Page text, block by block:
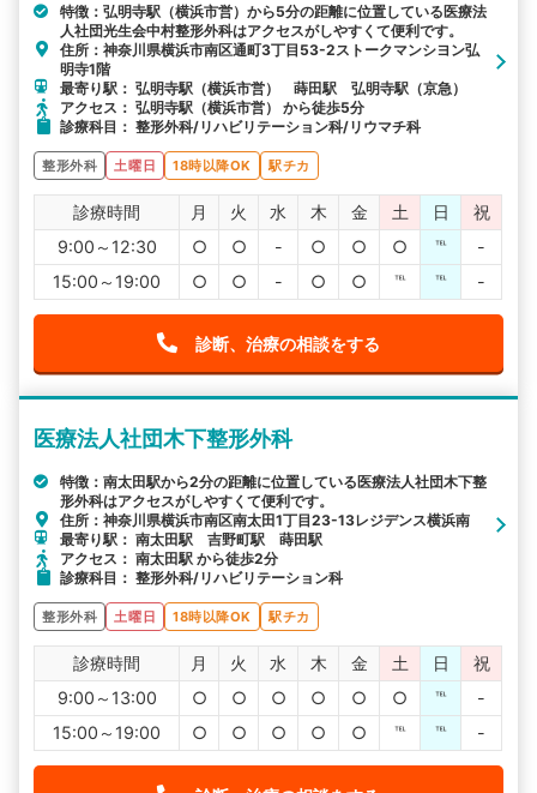
特徴：弘明寺駅（横浜市営）から5分の距離に位置している医療法
人社団光生会中村整形外科はアクセスがしやすくて便利です。
住所：神奈川県横浜市南区通町3丁目53-2ストークマンシヨン弘
明寺1階
最寄り駅： 弘明寺駅（横浜市営） 蒔田駅 弘明寺駅（京急）
アクセス： 弘明寺駅（横浜市営） から徒歩5分
診療科目： 整形外科/リハビリテーション科/リウマチ科
整形外科 土曜日 18時以降OK 駅チカ
診療時間 月 火 水 木 金 土 日
祝
9:00～12:30
○ ○ - ○ ○ ○ ℡
-
15:00～19:00
○ ○ - ○ ○ ℡ ℡ -
診断、治療の相談をする
医療法人社団木下整形外科
特徴：南太田駅から2分の距離に位置している医療法人社団木下整
形外科はアクセスがしやすくて便利です。
住所：神奈川県横浜市南区南太田1丁目23-13レジデンス横浜南
最寄り駅： 南太田駅 吉野町駅 蒔田駅
アクセス： 南太田駅 から徒歩2分
診療科目： 整形外科/リハビリテーション科
整形外科 土曜日 18時以降OK 駅チカ
診療時間 月 火 水 木 金 土 日
祝
9:00～13:00
○ ○ ○ ○ ○ ○ ℡
-
15:00～19:00
○ ○ ○ ○ ○ ℡ ℡ -